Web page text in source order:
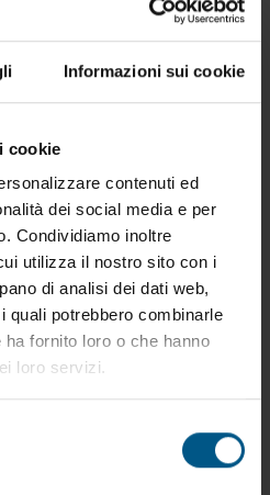
Informazioni sui cookie
cookie
contenuti ed
dei social media e per
Condividiamo inoltre
utilizza il nostro sito con i
di analisi dei dati web,
quali potrebbero combinarle
fornito loro o che hanno
loro servizi.